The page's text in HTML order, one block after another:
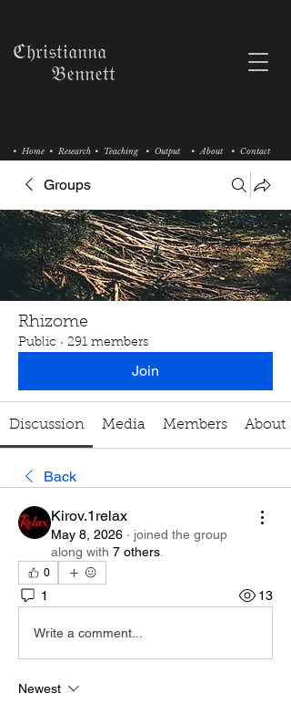
• Research • Teaching
• Home • Output • About • Contact
ℭ𝔥𝔯𝔦𝔰𝔱𝔦𝔞𝔫𝔫𝔞
𝔅𝔢𝔫𝔫𝔢𝔱𝔱
Groups
Rhizome
Public · 291 members
Join
Discussion Media Members About
Back
Kirov.1relax
May 8, 2026 · joined the group
along with 7 others
0
1 13
Write a comment...
Newest